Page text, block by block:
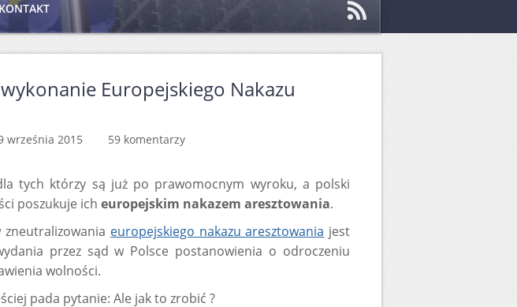
KONTAKT
Europejskiego Nakazu
września 2015 59 komentarzy
tych którzy są już po prawomocnym wyroku, a polski
poszukuje ich europejskim nakazem aresztowania.
zneutralizowania europejskiego nakazu aresztowania jest
przez sąd w Polsce postanowienia o odroczeniu
wolności.
pada pytanie: Ale jak to zrobić ?